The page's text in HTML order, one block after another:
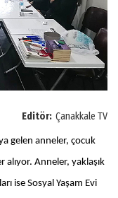
Editör: Çanakkale TV
gelen anneler, çocuk
Anneler, yaklaşık
ise Sosyal Yaşam Evi